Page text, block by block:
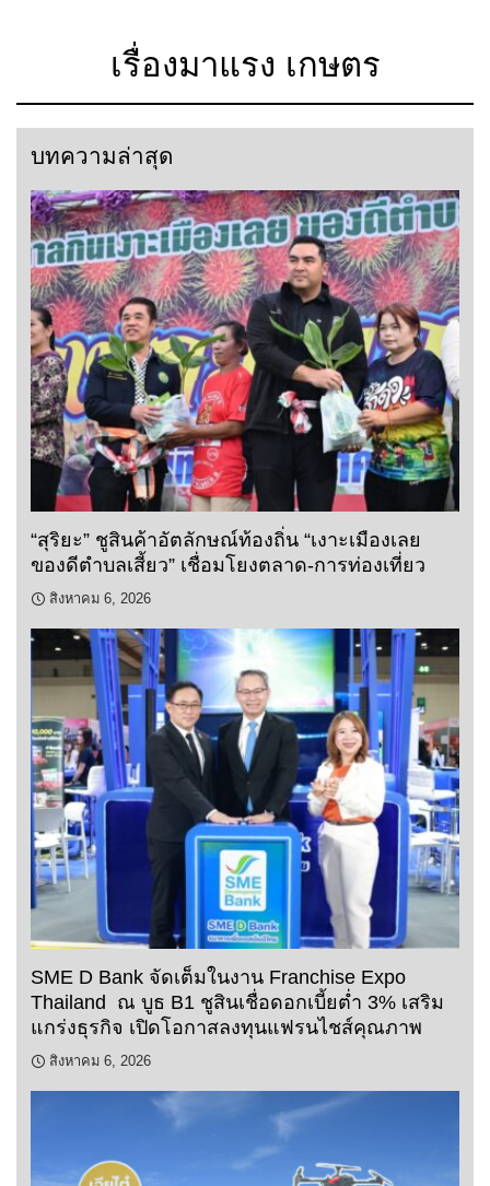
เรื่องมาแรง เกษตร
บทความล่าสุด
“สุริยะ” ชูสินค้าอัตลักษณ์ท้องถิ่น “เงาะเมืองเลย
ของดีตำบลเสี้ยว” เชื่อมโยงตลาด-การท่องเที่ยว
สิงหาคม 6, 2026
SME D Bank จัดเต็มในงาน Franchise Expo
Thailand ณ บูธ B1 ชูสินเชื่อดอกเบี้ยต่ำ 3% เสริม
แกร่งธุรกิจ เปิดโอกาสลงทุนแฟรนไชส์คุณภาพ
สิงหาคม 6, 2026